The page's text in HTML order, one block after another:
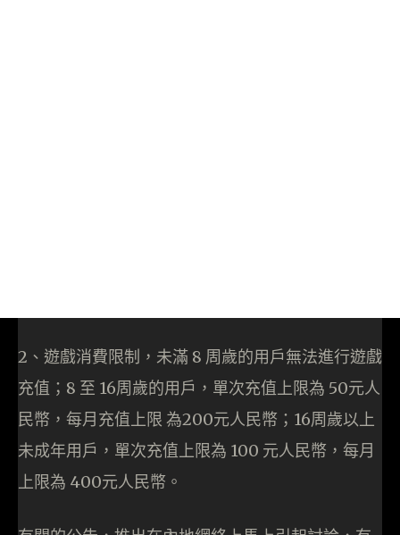
2、遊戲消費限制，未滿 8 周歲的用戶無法進行遊戲
充值；8 至 16周歲的用戶，單次充值上限為 50元人
民幣，每月充值上限 為200元人民幣；16周歲以上
未成年用戶，單次充值上限為 100 元人民幣，每月
上限為 400元人民幣。